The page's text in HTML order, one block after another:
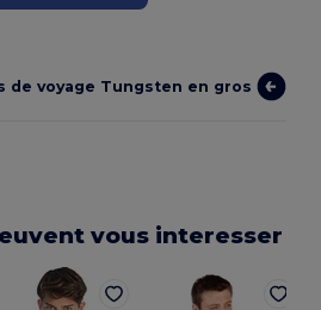
de voyage Tungsten en gros
vous interesser